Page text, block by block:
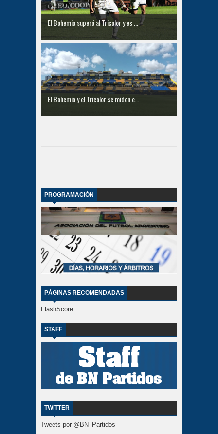
El Bohemio superó al Tricolor y es ...
El Bohemio y el Tricolor se miden e...
PROGRAMACIÓN
PÁGINAS RECOMENDADAS
FlashScore
STAFF
TWITTER
Tweets por @BN_Partidos